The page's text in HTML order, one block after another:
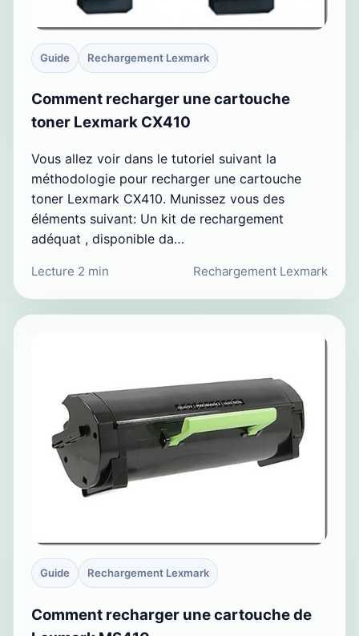
Guide Rechargement Lexmark
Comment recharger une cartouche
toner Lexmark CX410
Vous allez voir dans le tutoriel suivant la
méthodologie pour recharger une cartouche
toner Lexmark CX410. Munissez vous des
éléments suivant: Un kit de rechargement
adéquat , disponible da…
Lecture 2 min Rechargement Lexmark
Guide Rechargement Lexmark
Comment recharger une cartouche de